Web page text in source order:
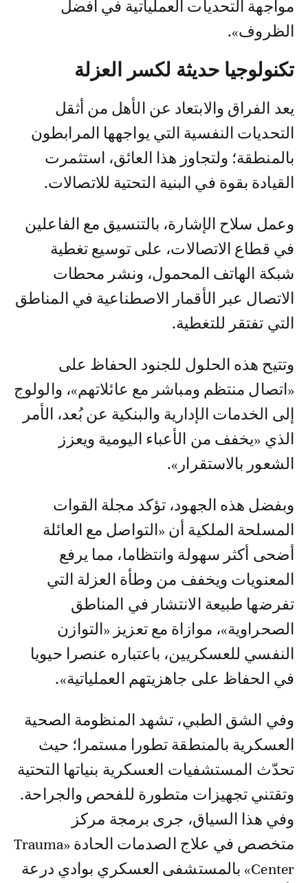
مواجهة التحديات العملياتية في أفضل
الظروف».
تكنولوجيا حديثة لكسر العزلة
يعد الفراق والابتعاد عن الأهل من أثقل
التحديات النفسية التي يواجهها المرابطون
بالمنطقة؛ ولتجاوز هذا العائق، استثمرت
القيادة بقوة في البنية التحتية للاتصالات.
وعمل سلاح الإشارة، بالتنسيق مع الفاعلين
في قطاع الاتصالات، على توسيع تغطية
شبكة الهاتف المحمول، ونشر محطات
الاتصال عبر الأقمار الاصطناعية في المناطق
التي تفتقر للتغطية.
وتتيح هذه الحلول للجنود الحفاظ على
«اتصال منتظم ومباشر مع عائلاتهم»، والولوج
إلى الخدمات الإدارية والبنكية عن بُعد، الأمر
الذي «يخفف من الأعباء اليومية ويعزز
الشعور بالاستقرار».
وبفضل هذه الجهود، تؤكد مجلة القوات
المسلحة الملكية أن «التواصل مع العائلة
أضحى أكثر سهولة وانتظاما، مما يرفع
المعنويات ويخفف من وطأة العزلة التي
تفرضها طبيعة الانتشار في المناطق
الصحراوية»، موازاة مع تعزيز «التوازن
النفسي للعسكريين، باعتباره عنصرا حيويا
في الحفاظ على جاهزيتهم العملياتية».
وفي الشق الطبي، تشهد المنظومة الصحية
العسكرية بالمنطقة تطورا مستمرا؛ حيث
تحدّث المستشفيات العسكرية بنياتها التحتية
وتقتني تجهيزات متطورة للفحص والجراحة.
وفي هذا السياق، جرى برمجة مركز
متخصص في علاج الصدمات الحادة «Trauma
Center» بالمستشفى العسكري بوادي درعة